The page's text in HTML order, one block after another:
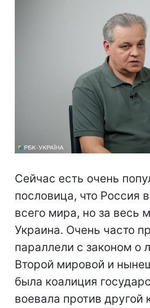
Сейчас есть очень
пословица, что Россия
всего мира, но за весь
Украина. Очень часто
параллели с законом о
Второй мировой и
была коалиция
воевала против другой